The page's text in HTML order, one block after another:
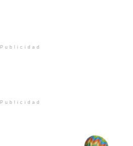
Publicidad
Publicidad